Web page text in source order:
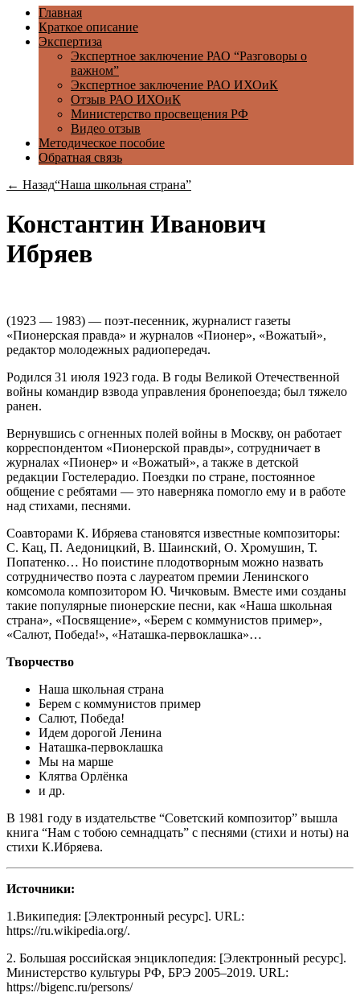
Главная
Краткое описание
Экспертиза
Экспертное заключение РАО “Разговоры о
важном”
Экспертное заключение РАО ИХОиК
Отзыв РАО ИХОиК
Министерство просвещения РФ
Видео отзыв
Методическое пособие
Обратная связь
← Назад“Наша школьная страна”
Константин Иванович
Ибряев
(1923 — 1983) — поэт-песенник, журналист газеты
«Пионерская правда» и журналов «Пионер», «Вожатый»,
редактор молодежных радиопередач.
Родился 31 июля 1923 года. В годы Великой Отечественной
войны командир взвода управления бронепоезда; был тяжело
ранен.
Вернувшись с огненных полей войны в Москву, он работает
корреспондентом «Пионерской правды», сотрудничает в
журналах «Пионер» и «Вожатый», а также в детской
редакции Гостелерадио. Поездки по стране, постоянное
общение с ребятами — это наверняка помогло ему и в работе
над стихами, песнями.
Соавторами К. Ибряева становятся известные композиторы:
С. Кац, П. Аедоницкий, В. Шаинский, О. Хромушин, Т.
Попатенко… Но поистине плодотворным можно назвать
сотрудничество поэта с лауреатом премии Ленинского
комсомола композитором Ю. Чичковым. Вместе ими созданы
такие популярные пионерские песни, как «Наша школьная
страна», «Посвящение», «Берем с коммунистов пример»,
«Салют, Победа!», «Наташка-первоклашка»…
Творчество
Наша школьная страна
Берем с коммунистов пример
Салют, Победа!
Идем дорогой Ленина
Наташка-первоклашка
Мы на марше
Клятва Орлёнка
и др.
В 1981 году в издательстве “Советский композитор” вышла
книга “Нам с тобою семнадцать” с песнями (стихи и ноты) на
стихи К.Ибряева.
Источники:
1.Википедия: [Электронный ресурс]. URL:
https://ru.wikipedia.org/.
2. Большая российская энциклопедия: [Электронный ресурс].
Министерство культуры РФ, БРЭ 2005–2019. URL:
https://bigenc.ru/persons/